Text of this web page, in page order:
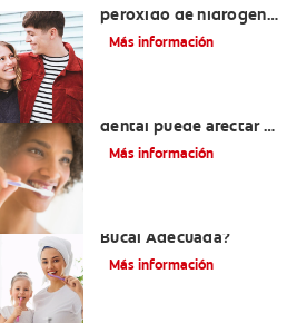
peróxido de hidrógeno
para dientes y encías
Más información
dental puede afectar el
esmalte?
Más información
Bucal Adecuada?
Más información